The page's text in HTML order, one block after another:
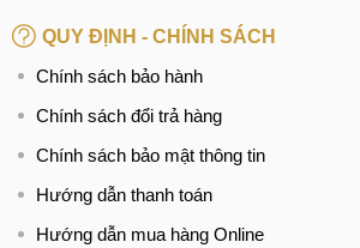
QUY ĐỊNH - CHÍNH SÁCH
Chính sách bảo hành
Chính sách đổi trả hàng
Chính sách bảo mật thông tin
Hướng dẫn thanh toán
Hướng dẫn mua hàng Online